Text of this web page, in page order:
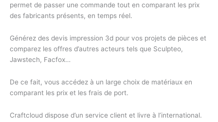
permet de passer une commande tout en comparant les prix
des fabricants présents, en temps réel.
Générez des devis impression 3d pour vos projets de pièces et
comparez les offres d’autres acteurs tels que Sculpteo,
Jawstech, Facfox…
De ce fait, vous accédez à un large choix de matériaux en
comparant les prix et les frais de port.
Craftcloud dispose d’un service client et livre à l’international.